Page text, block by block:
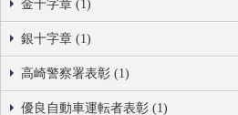
金十字章 (1)
銀十字章 (1)
高崎警察署表彰 (1)
優良自動車運転者表彰 (1)